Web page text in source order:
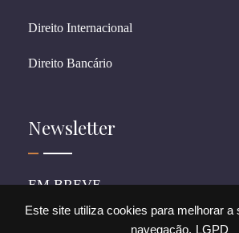
Este site utiliza cookies para melhorar a
navegação. LGPD
Direito Internacional
Direito Bancário
Newsletter
EM BREVE